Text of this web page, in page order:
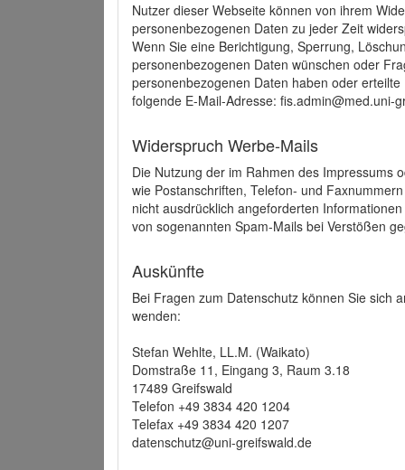
Nutzer dieser Webseite können von ihrem
personenbezogenen Daten zu jeder Zeit
Wenn Sie eine Berichtigung, Sperrung,
personenbezogenen Daten wünschen oder
personenbezogenen Daten haben oder
folgende E-Mail-Adresse: fis.admin@med.uni-
Widerspruch Werbe-Mails
Die Nutzung der im Rahmen des Impressums
wie Postanschriften, Telefon- und
nicht ausdrücklich angeforderten
von sogenannten Spam-Mails bei Verstößen
Auskünfte
Bei Fragen zum Datenschutz können Sie sich
wenden:
Stefan Wehlte, LL.M. (Waikato)
Domstraße 11, Eingang 3, Raum 3.18
17489 Greifswald
Telefon +49 3834 420 1204
Telefax +49 3834 420 1207
datenschutz@uni-greifswald.de